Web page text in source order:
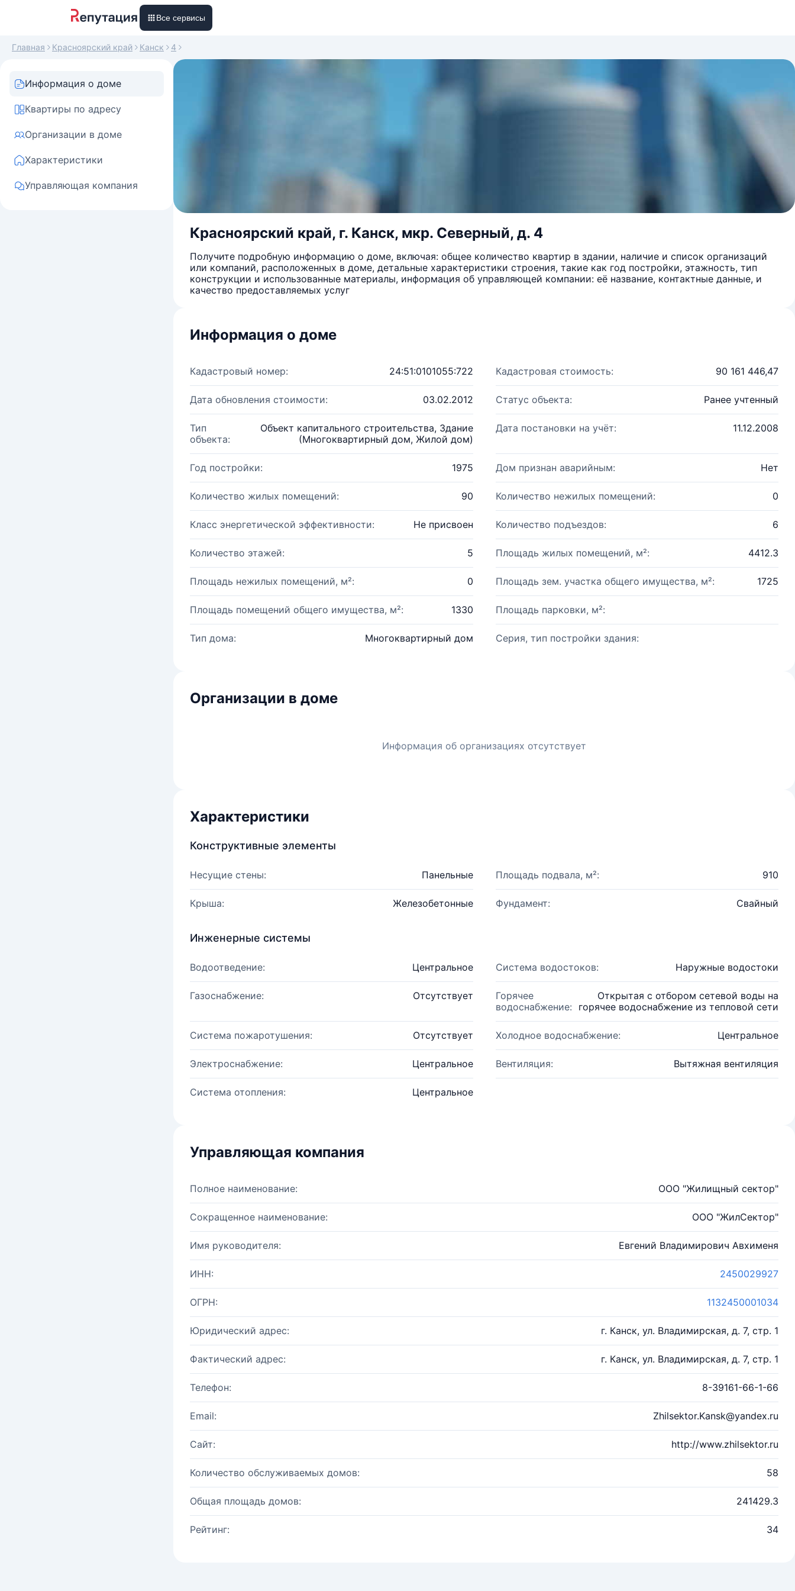
Все сервисы
Главная Красноярский край Канск 4
Информация о доме
Квартиры по адресу
Организации в доме
Характеристики
Управляющая компания
Красноярский край, г. Канск, мкр. Северный, д. 4
Получите подробную информацию о доме, включая: общее количество квартир в здании, наличие и список организаций
или компаний, расположенных в доме, детальные характеристики строения, такие как год постройки, этажность, тип
конструкции и использованные материалы, информация об управляющей компании: её название, контактные данные, и
качество предоставляемых услуг
Информация о доме
Кадастровый номер: 24:51:0101055:722 Кадастровая стоимость: 90 161 446,47
Дата обновления стоимости: 03.02.2012 Статус объекта: Ранее учтенный
Тип
объекта:
Объект капитального строительства, Здание
(Многоквартирный дом, Жилой дом)
Дата постановки на учёт: 11.12.2008
Год постройки: 1975 Дом признан аварийным: Нет
Количество жилых помещений: 90 Количество нежилых помещений: 0
Класс энергетической эффективности: Не присвоен Количество подъездов: 6
Количество этажей: 5 Площадь жилых помещений, м²: 4412.3
Площадь нежилых помещений, м²: 0 Площадь зем. участка общего имущества, м²: 1725
Площадь помещений общего имущества, м²: 1330 Площадь парковки, м²:
Тип дома: Многоквартирный дом Серия, тип постройки здания:
Организации в доме
Информация об организациях отсутствует
Характеристики
Конструктивные элементы
Несущие стены: Панельные Площадь подвала, м²: 910
Крыша: Железобетонные Фундамент: Свайный
Инженерные системы
Водоотведение: Центральное Система водостоков: Наружные водостоки
Газоснабжение: Отсутствует
Горячее
водоснабжение:
Открытая с отбором сетевой воды на
горячее водоснабжение из тепловой сети
Система пожаротушения: Отсутствует Холодное водоснабжение: Центральное
Электроснабжение: Центральное Вентиляция: Вытяжная вентиляция
Система отопления: Центральное
Управляющая компания
Полное наименование: ООО "Жилищный сектор"
Сокращенное наименование: ООО "ЖилСектор"
Имя руководителя: Евгений Владимирович Авхименя
ИНН: 2450029927
ОГРН: 1132450001034
Юридический адрес: г. Канск, ул. Владимирская, д. 7, стр. 1
Фактический адрес: г. Канск, ул. Владимирская, д. 7, стр. 1
Телефон: 8-39161-66-1-66
Email: Zhilsektor.Kansk@yandex.ru
Сайт: http://www.zhilsektor.ru
Количество обслуживаемых домов: 58
Общая площадь домов: 241429.3
Рейтинг: 34